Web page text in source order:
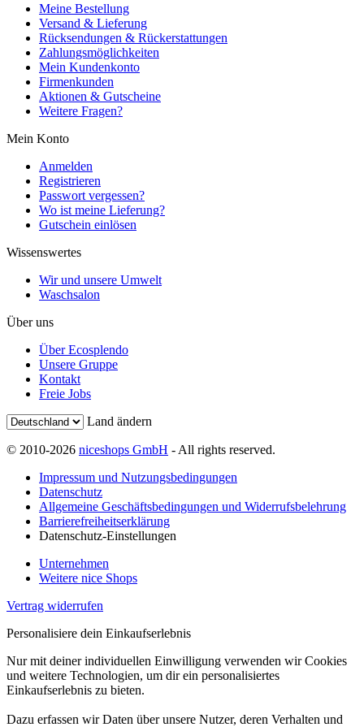
Meine Bestellung
Versand & Lieferung
Rücksendungen & Rückerstattungen
Zahlungsmöglichkeiten
Mein Kundenkonto
Firmenkunden
Aktionen & Gutscheine
Weitere Fragen?
Mein Konto
Anmelden
Registrieren
Passwort vergessen?
Wo ist meine Lieferung?
Gutschein einlösen
Wissenswertes
Wir und unsere Umwelt
Waschsalon
Über uns
Über Ecosplendo
Unsere Gruppe
Kontakt
Freie Jobs
Land ändern
© 2010-2026 niceshops GmbH - All rights reserved.
Impressum und Nutzungsbedingungen
Datenschutz
Allgemeine Geschäftsbedingungen und Widerrufsbelehrung
Barrierefreiheitserklärung
Datenschutz-Einstellungen
Unternehmen
Weitere nice Shops
Vertrag widerrufen
Personalisiere dein Einkaufserlebnis
Nur mit deiner individuellen Einwilligung verwenden wir Cookies
und weitere Technologien, um dir ein personalisiertes
Einkaufserlebnis zu bieten.
Dazu erfassen wir Daten über unsere Nutzer, deren Verhalten und